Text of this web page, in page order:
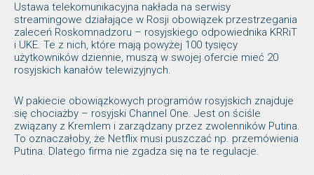
Ustawa telekomunikacyjna nakłada na serwisy
streamingowe działające w Rosji obowiązek przestrzegania
zaleceń Roskomnadzoru – rosyjskiego odpowiednika KRRiT
i UKE. Te z nich, które mają powyżej 100 tysięcy
użytkowników dziennie, muszą w swojej ofercie mieć 20
rosyjskich kanałów telewizyjnych.
W pakiecie obowiązkowych programów rosyjskich znajduje
się chociażby – rosyjski Channel One. Jest on ściśle
związany z Kremlem i zarządzany przez zwolenników Putina.
To oznaczałoby, że Netflix musi puszczać np. przemówienia
Putina. Dlatego firma nie zgadza się na te regulacje.